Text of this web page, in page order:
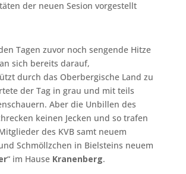
der neuen Sesion vorgestellt
Tagen zuvor noch sengende Hitze
sich bereits darauf,
durch das Oberbergische Land zu
der Tag in grau und mit teils
Aber die Unbillen des
keinen Jecken und so trafen
des KVB samt neuem
Schmöllzchen in Bielsteins neuem
“ im Hause Kranenberg.